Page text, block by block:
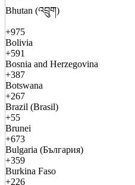
Bhutan (འབྲུག)
+975
Bolivia
+591
Bosnia and Herzegovina
+387
Botswana
+267
Brazil (Brasil)
+55
Brunei
+673
Bulgaria (България)
+359
Burkina Faso
+226